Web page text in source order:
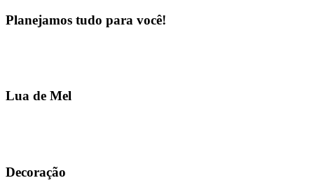
Planejamos tudo para você!
Lua de Mel
Decoração